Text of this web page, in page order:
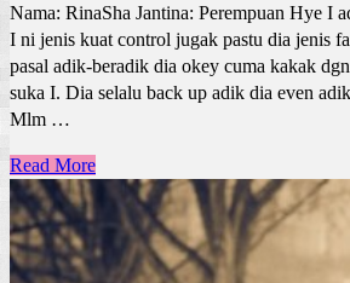
Nama: RinaSha Jantina: Perempuan Hye I
I ni jenis kuat control jugak pastu dia jenis
pasal adik-beradik dia okey cuma kakak
suka I. Dia selalu back up adik dia even
Mlm …
Read More